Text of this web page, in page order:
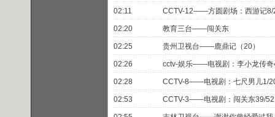
02:11 CCTV-12——方圆剧场：西游记8/
02:20 教育三台——闯关东
02:25 贵州卫视台——鹿鼎记（20）
02:26 cctv-娱乐——电视剧：李小龙传奇
02:28 CCTV-8——电视剧：七尺男儿1/
02:53 CCTV-3——电视剧：闯关东39/52